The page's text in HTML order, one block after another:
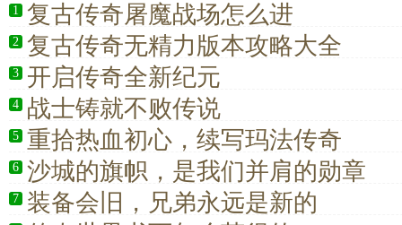
1 复古传奇屠魔战场怎么进
2 复古传奇无精力版本攻略大全
3 开启传奇全新纪元
4 战士铸就不败传说
5 重拾热血初心，续写玛法传奇
6 沙城的旗帜，是我们并肩的勋章
7 装备会旧，兄弟永远是新的